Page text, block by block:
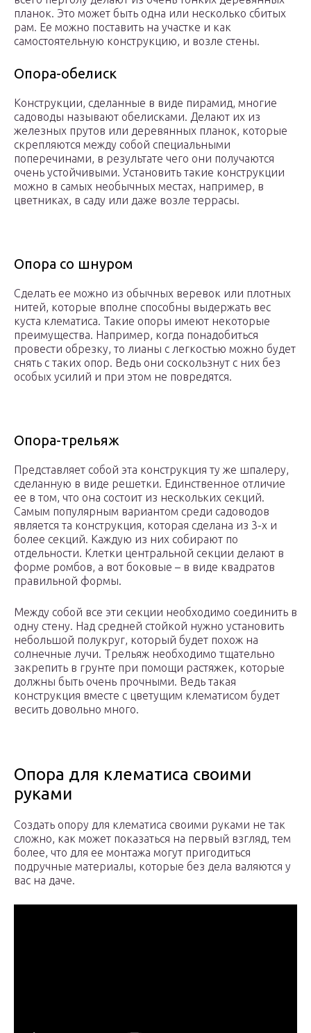
планок. Это может быть одна или несколько сбитых
рам. Ее можно поставить на участке и как
самостоятельную конструкцию, и возле стены.
Опора-обелиск
Конструкции, сделанные в виде пирамид, многие
садоводы называют обелисками. Делают их из
железных прутов или деревянных планок, которые
скрепляются между собой специальными
поперечинами, в результате чего они получаются
очень устойчивыми. Установить такие конструкции
можно в самых необычных местах, например, в
цветниках, в саду или даже возле террасы.
Опора со шнуром
Сделать ее можно из обычных веревок или плотных
нитей, которые вполне способны выдержать вес
куста клематиса. Такие опоры имеют некоторые
преимущества. Например, когда понадобиться
провести обрезку, то лианы с легкостью можно будет
снять с таких опор. Ведь они соскользнут с них без
особых усилий и при этом не повредятся.
Опора-трельяж
Представляет собой эта конструкция ту же шпалеру,
сделанную в виде решетки. Единственное отличие
ее в том, что она состоит из нескольких секций.
Самым популярным вариантом среди садоводов
является та конструкция, которая сделана из 3-х и
более секций. Каждую из них собирают по
отдельности. Клетки центральной секции делают в
форме ромбов, а вот боковые – в виде квадратов
правильной формы.
Между собой все эти секции необходимо соединить в
одну стену. Над средней стойкой нужно установить
небольшой полукруг, который будет похож на
солнечные лучи. Трельяж необходимо тщательно
закрепить в грунте при помощи растяжек, которые
должны быть очень прочными. Ведь такая
конструкция вместе с цветущим клематисом будет
весить довольно много.
Опора для клематиса своими
руками
Создать опору для клематиса своими руками не так
сложно, как может показаться на первый взгляд, тем
более, что для ее монтажа могут пригодиться
подручные материалы, которые без дела валяются у
вас на даче.